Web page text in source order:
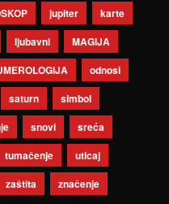
jupiter
karte
ljubavni
MAGIJA
odnosi
saturn
simbol
snovi
sreća
tumačenje
uticaj
zaštita značenje